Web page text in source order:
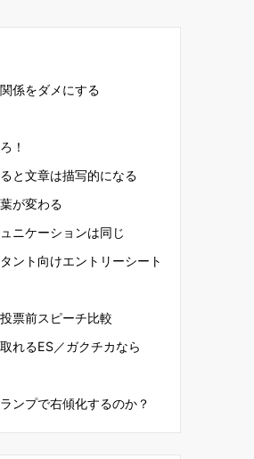
係をダメにする
！
と文章は描写的になる
が変わる
ニケーションは同じ
ント向けエントリーシート
票前スピーチ比較
れるES／ガクチカなら
ンプで右傾化するのか？